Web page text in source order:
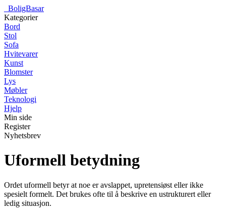
BoligBasar
Kategorier
Bord
Stol
Sofa
Hvitevarer
Kunst
Blomster
Lys
Møbler
Teknologi
Hjelp
Min side
Register
Nyhetsbrev
Uformell betydning
Ordet uformell betyr at noe er avslappet, upretensiøst eller ikke
spesielt formelt. Det brukes ofte til å beskrive en ustrukturert eller
ledig situasjon.